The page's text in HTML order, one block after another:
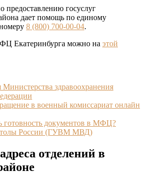
предоставлению госуслуг
дает помощь по единому
8 (800) 700-00-04.
Екатеринбурга можно на этой
Министерства здравоохранения
в военный комиссариат онлайн
готовность документов в МФЦ?
России (ГУВМ МВД)
отделений в